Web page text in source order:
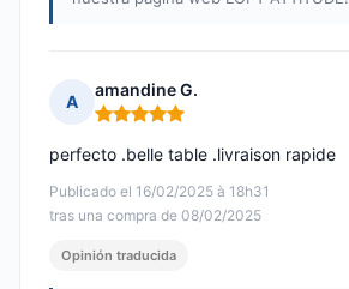
A
amandine G.
Nota: 5 de 5
Publicado el 16/02/2025 à 18h31
tras una compra de 08/02/2025
perfecto .belle table .livraison rapide
Opinión traducida